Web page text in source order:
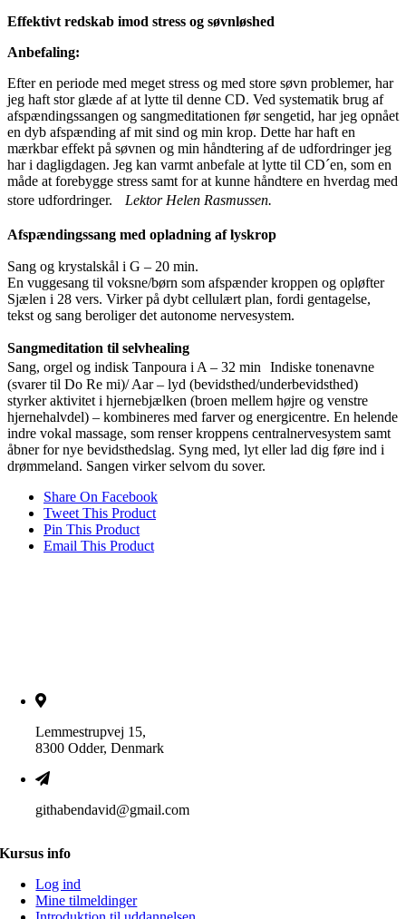
Effektivt redskab imod stress og søvnløshed
Anbefaling:
Efter en periode med meget stress og med store søvn problemer, har
jeg haft stor glæde af at lytte til denne CD. Ved systematik brug af
afspændingssangen og sangmeditationen før sengetid, har jeg opnået
en dyb afspænding af mit sind og min krop. Dette har haft en
mærkbar effekt på søvnen og min håndtering af de udfordringer jeg
har i dagligdagen. Jeg kan varmt anbefale at lytte til CD´en, som en
måde at forebygge stress samt for at kunne håndtere en hverdag med
store udfordringer. Lektor Helen Rasmussen.
Afspændingssang med opladning af lyskrop
Sang og krystalskål i G – 20 min.
En vuggesang til voksne/børn som afspænder kroppen og opløfter
Sjælen i 28 vers. Virker på dybt cellulært plan, fordi gentagelse,
tekst og sang beroliger det autonome nervesystem.
Sangmeditation til selvhealing
Sang, orgel og indisk Tanpoura i A – 32 min Indiske tonenavne
(svarer til Do Re mi)/ Aar – lyd (bevidsthed/underbevidsthed)
styrker aktivitet i hjernebjælken (broen mellem højre og venstre
hjernehalvdel) – kombineres med farver og energicentre. En helende
indre vokal massage, som renser kroppens centralnervesystem samt
åbner for nye bevidsthedslag. Syng med, lyt eller lad dig føre ind i
drømmeland. Sangen virker selvom du sover.
Share On Facebook
Tweet This Product
Pin This Product
Email This Product
Lemmestrupvej 15,
8300 Odder, Denmark
githabendavid@gmail.com
Kursus info
Log ind
Mine tilmeldinger